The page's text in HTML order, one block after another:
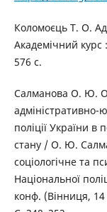
Коломоєць Т. О.
Академічний курс
576 с.
Салманова О. Ю.
адміністративно-
поліції України в
стану / О. Ю.
соціологічне та
Національної
конф. (Вінниця,